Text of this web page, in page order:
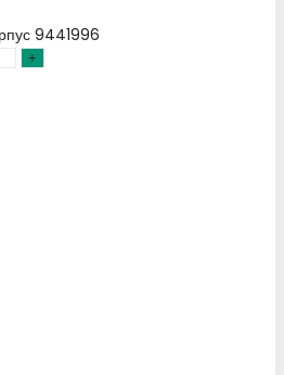
9441996